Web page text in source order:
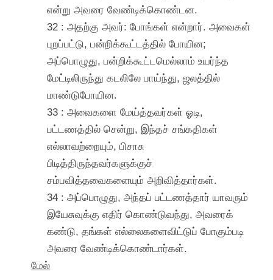
என்று அவரை வேண்டிக்கொண்டன.
32 : அதற்கு அவர்: போங்கள் என்றார். அவைகள்
புறப்பட்டு, பன்றிக்கூட்டத்தில் போயின;
அப்பொழுது, பன்றிக்கூட்டமெல்லாம் உயர்ந்த
மேட்டிலிருந்து கடலிலே பாய்ந்து, ஜலத்தில்
மாண்டுபோயின.
33 : அவைகளை மேய்த்தவர்கள் ஓடி,
பட்டணத்தில் சென்று, இந்தச் சங்கதிகள்
எல்லாவற்றையும், பிசாசு
பிடித்திருந்தவர்களுக்குச்
சம்பவித்தவைகளையும் அறிவித்தார்கள்.
34 : அப்பொழுது, அந்தப் பட்டணத்தார் யாவரும்
இயேசுவுக்கு எதிர் கொண்டுவந்து, அவரைக்
கண்டு, தங்கள் எல்லைகளைவிட்டுப் போகும்படி
அவரை வேண்டிக்கொண்டார்கள்.
மேல்